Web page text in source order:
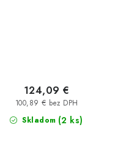
Skladom (2 ks)
100,89 € bez DPH
124,09 €